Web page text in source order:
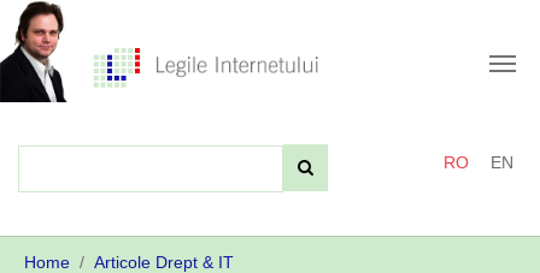
Skip
main
content
RO EN
Home
Articole Drept & IT